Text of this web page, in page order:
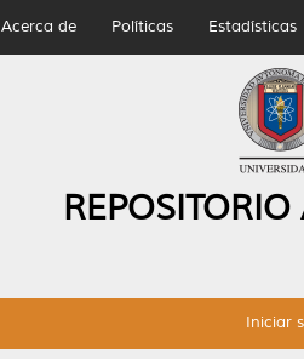
Acerca de Políticas Estadísticas
Iniciar